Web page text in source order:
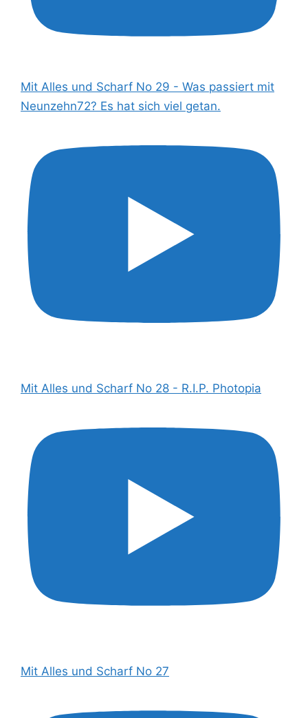
Mit Alles und Scharf No 29 - Was passiert mit
Neunzehn72? Es hat sich viel getan.
Mit Alles und Scharf No 28 - R.I.P. Photopia
Mit Alles und Scharf No 27